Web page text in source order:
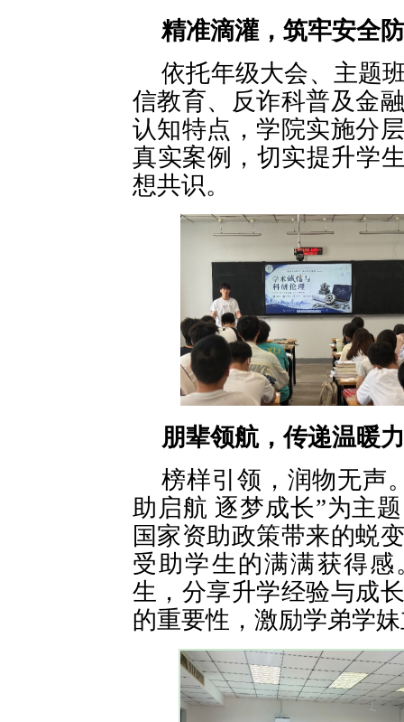
精准滴灌，筑牢安全
依托年级大会、主题
信教育、反诈科普及金
认知特点，学院实施分
真实案例，切实提升学
想共识。
朋辈领航，传递温暖
榜样引领，润物无声
助启航 逐梦成长”为主
国家资助政策带来的蜕
受助学生的满满获得
生，分享升学经验与成
的重要性，激励学弟学